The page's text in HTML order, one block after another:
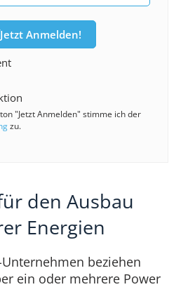
Jetzt Anmelden!
"Jetzt Anmelden" stimme ich der
zu.
den Ausbau
Energien
beziehen
ein oder mehrere Power